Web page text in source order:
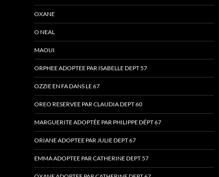
OXANE
O NEAL
MAOUI
ORPHEE ADOPTEE PAR ISABELLE DEPT 57
OZZIE EN FA DANS LE 67
OREO RESERVEE PAR CLAUDIA DEPT 60
MARGUERITE ADOPTÉE PAR PHILIPPE DÉPT 67
ORIANE ADOPTEE PAR JULIE DEPT 67
EMMA ADOPTEE PAR CATHERINE DEPT 57